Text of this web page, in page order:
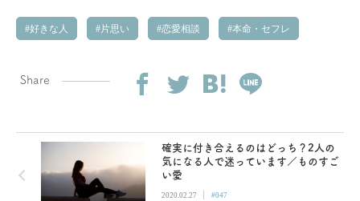
好きな人 片思い 恋愛相談 本命・セフレ
Share
確実に付き合えるのはどっち？2人の
気になる人で迷っています／ものすご
い愛
2020.02.27 | #047